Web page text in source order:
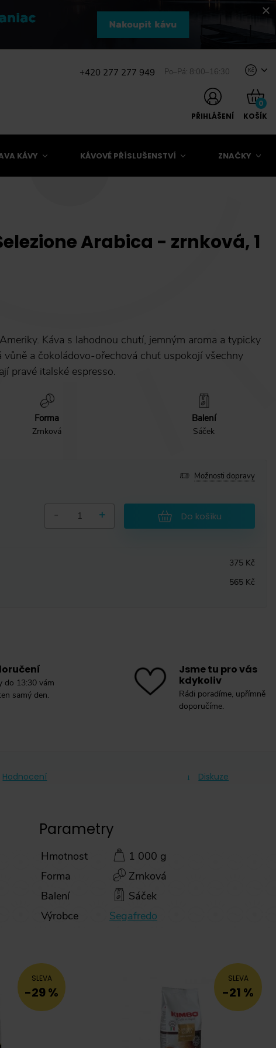
+420 277 277 949 Po–Pá: 8:00–16:30 Kč
PŘIHLÁŠENÍ
0
KOŠÍK
KÁVY KÁVOVÉ PŘÍSLUŠENSTVÍ ZNAČKY
Arabica - zrnková, 1
Káva s lahodnou chutí, jemným aroma a typicky
a čokoládovo-ořechová chuť uspokojí všechny
pravé italské espresso.
Forma
Zrnková
Balení
Sáček
Možnosti dopravy
+ Do košíku
375 Kč
565 Kč
do 13:30 vám
samý den.
Jsme tu pro vás
kdykoliv
Rádi poradíme, upřímně
doporučíme.
Hodnocení Diskuze
Parametry
Hmotnost
1 000 g
Forma
Zrnková
Balení
Sáček
Výrobce
Segafredo
SLEVA
-29 %
SLEVA
-21 %